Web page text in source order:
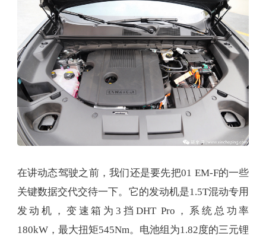
在讲动态驾驶之前，我们还是要先把01 EM-F的一些
关键数据交代交待一下。它的发动机是1.5T混动专用
发动机，变速箱为3挡DHT Pro，系统总功率
180kW，最大扭矩545Nm。电池组为1.82度的三元锂